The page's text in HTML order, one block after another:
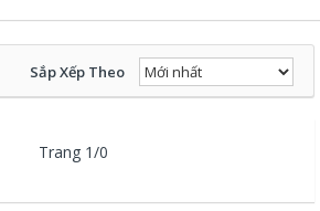
Sắp Xếp Theo
Trang 1/0